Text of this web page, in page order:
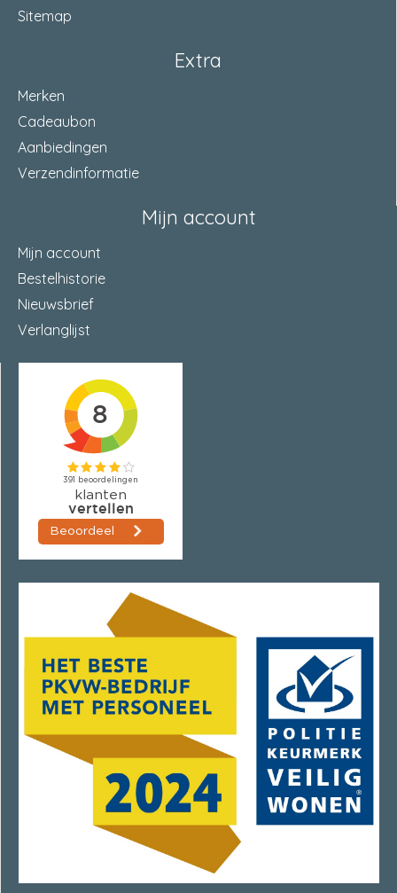
Sitemap
Extra
Merken
Cadeaubon
Aanbiedingen
Verzendinformatie
Mijn account
Mijn account
Bestelhistorie
Nieuwsbrief
Verlanglijst